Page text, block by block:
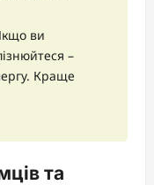
ви
–
Краще
та